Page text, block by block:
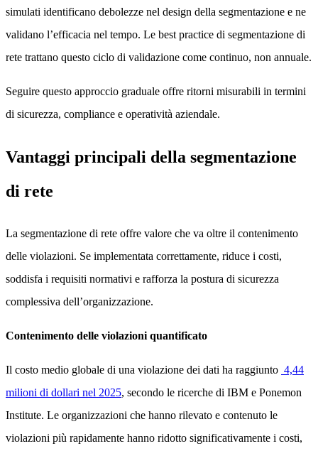
simulati identificano debolezze nel design della segmentazione e ne
validano l’efficacia nel tempo. Le best practice di segmentazione di
rete trattano questo ciclo di validazione come continuo, non annuale.
Seguire questo approccio graduale offre ritorni misurabili in termini
di sicurezza, compliance e operatività aziendale.
Vantaggi principali della segmentazione
di rete
La segmentazione di rete offre valore che va oltre il contenimento
delle violazioni. Se implementata correttamente, riduce i costi,
soddisfa i requisiti normativi e rafforza la postura di sicurezza
complessiva dell’organizzazione.
Contenimento delle violazioni quantificato
Il costo medio globale di una violazione dei dati ha raggiunto 4,44
milioni di dollari nel 2025, secondo le ricerche di IBM e Ponemon
Institute. Le organizzazioni che hanno rilevato e contenuto le
violazioni più rapidamente hanno ridotto significativamente i costi,